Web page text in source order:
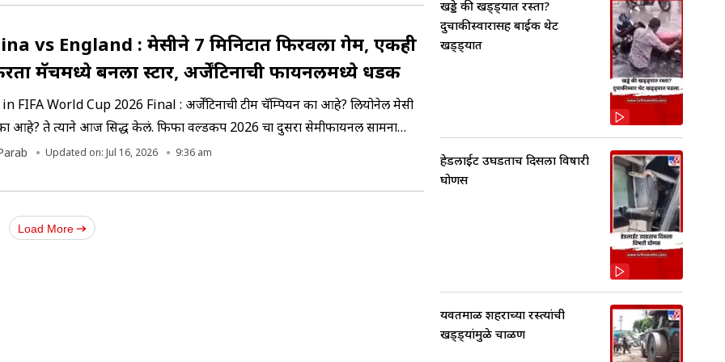
vs England : मेसीने 7 मिनिटात फिरवला गेम, एकही
मॅचमध्ये बनला स्टार, अर्जेंटिनाची फायनलमध्ये धडक
FIFA World Cup 2026 Final : अर्जेंटिनाची टीम चॅम्पियन का आहे? लियोनेल मेसी
आहे? ते त्याने आज सिद्ध केलं. फिफा वर्ल्डकप 2026 चा दुसरा सेमीफायनल सामना
झाला. शेवटपर्यंत चाहत्यांच्या मनाला धाकधूक लागून राहिलेली.
Updated on: Jul 16, 2026 9:36 am
Load More
खड्डे की खड्ड्यात रस्ता?
दुचाकीस्वारासह बाईक थेट
खड्ड्यात
हेडलाईट उघडताच दिसला विषारी
घोणस
यवतमाळ शहराच्या रस्त्यांची
खड्ड्यांमुळे चाळण